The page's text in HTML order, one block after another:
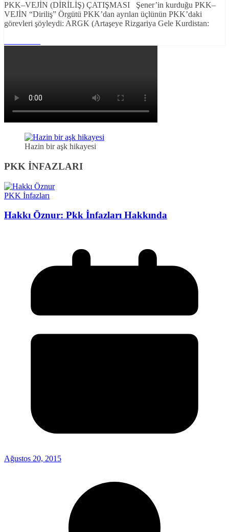
PKK–VEJİN (DİRİLİŞ) ÇATIŞMASI Şener’in kurduğu PKK–
VEJİN “Diriliş” Örgütü PKK’dan ayrılan üçlünün PKK’daki
görevleri şöyleydi: ARGK (Artaşeye Rizgariya Gele Kurdistan:
Hazin bir aşk hikayesi
PKK İNFAZLARI
PKK İnfazları
Hakkı Öznur: Pkk İnfazları Hakkında
Ağustos 20, 2015